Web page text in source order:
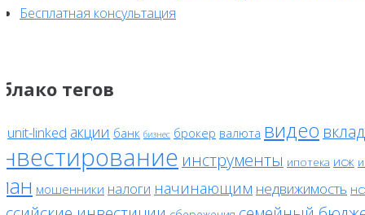
Бесплатная консультация
тегов
unit-linked акции банк бизнес брокер валюта видео вклад
инструменты ипотека исж
мошенники налоги начинающим недвижимость